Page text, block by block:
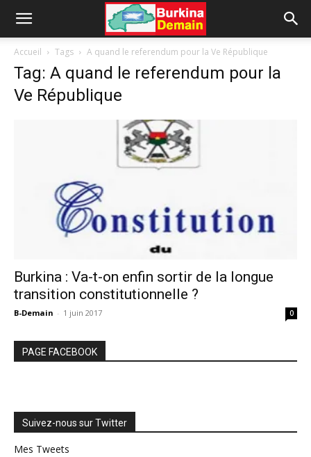
Accueil Tags A quand le referendum pour la Ve République
Tag: A quand le referendum pour la
Ve République
Burkina : Va-t-on enfin sortir de la longue
transition constitutionnelle ?
B-Demain - 1 juin 2017 0
PAGE FACEBOOK
Suivez-nous sur Twitter
Mes Tweets